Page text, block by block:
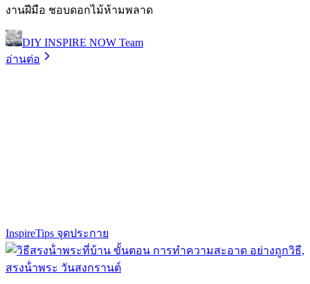
งานฝีมือ ชอบดอกไม้ห้ามพลาด
DIY INSPIRE NOW Team
อ่านต่อ
InspireTips จุดประกาย